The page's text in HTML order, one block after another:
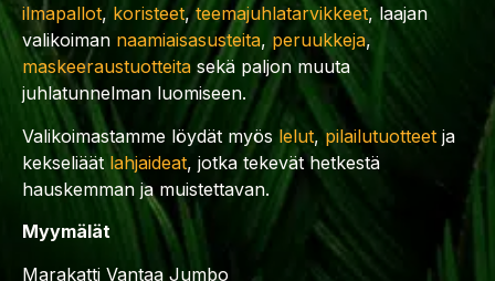
ilmapallot, koristeet,teemajuhlatarvikkeet, laajan
valikoiman naamiaisasusteita, peruukkeja,
maskeeraustuotteita sekä paljon muuta
juhlatunnelman luomiseen.
Valikoimastamme löydät myös lelut,pilailutuotteet ja
kekseliäät lahjaideat, jotka tekevät hetkestä
hauskemman ja muistettavan.
Myymälät
Marakatti Vantaa Jumbo